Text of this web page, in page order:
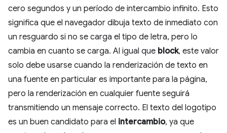
cero segundos y un período de intercambio infinito. Esto
significa que el navegador dibuja texto de inmediato con
un resguardo si no se carga el tipo de letra, pero lo
cambia en cuanto se carga. Al igual que block, este valor
solo debe usarse cuando la renderización de texto en
una fuente en particular es importante para la página,
pero la renderización en cualquier fuente seguirá
transmitiendo un mensaje correcto. El texto del logotipo
es un buen candidato para el intercambio, ya que